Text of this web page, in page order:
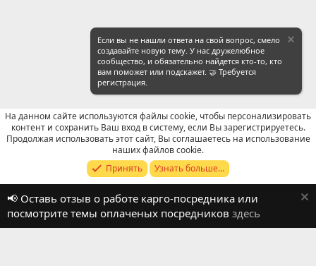
Отзывы о работе посредников
Russian (RU)
Обратная связь
Условия и правила
Политика конфиденциальности
Помощь
R
Если вы не нашли ответа на свой вопрос, смело
создавайте новую тему. У нас дружелюбное
сообщество, и обязательно найдется кто-то, кто
вам поможет или подскажет. 🤝 Требуется
регистрация.
На данном сайте используются файлы cookie, чтобы персонализировать
контент и сохранить Ваш вход в систему, если Вы зарегистрируетесь.
Продолжая использовать этот сайт, Вы соглашаетесь на использование
наших файлов cookie.
Принять
Узнать больше...
📢 Оставь отзыв о работе карго-посредника или
посмотрите темы оплаченых посредников здесь